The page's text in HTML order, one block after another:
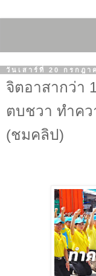
วันเสาร์ที่ 20 กรกฎา
จิตอาสากว่า
ตบชวา ทำค
(ชมคลิป)